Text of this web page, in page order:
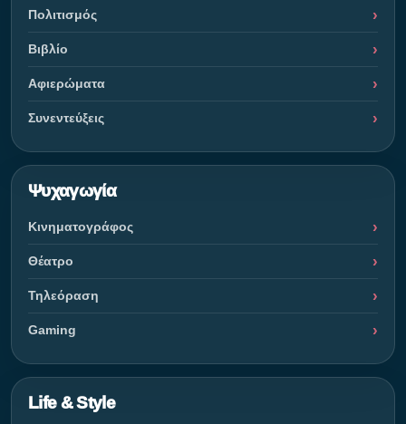
Πολιτισμός
Βιβλίο
Αφιερώματα
Συνεντεύξεις
Ψυχαγωγία
Κινηματογράφος
Θέατρο
Τηλεόραση
Gaming
Life & Style